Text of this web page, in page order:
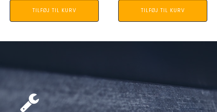
TILFØJ TIL KURV TILFØJ TIL KURV